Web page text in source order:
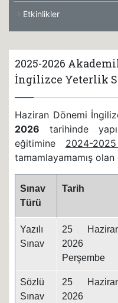
Etkinlikler
2025-2026
İngilizce Yeterlik
Haziran Dönemi
2026 tarihinde
eğitimine 2024-
tamamlayamamış
Sınav
Türü
Tarih
Yazılı
Sınav
25
2026
Perşembe
Sözlü
Sınav
25
2026